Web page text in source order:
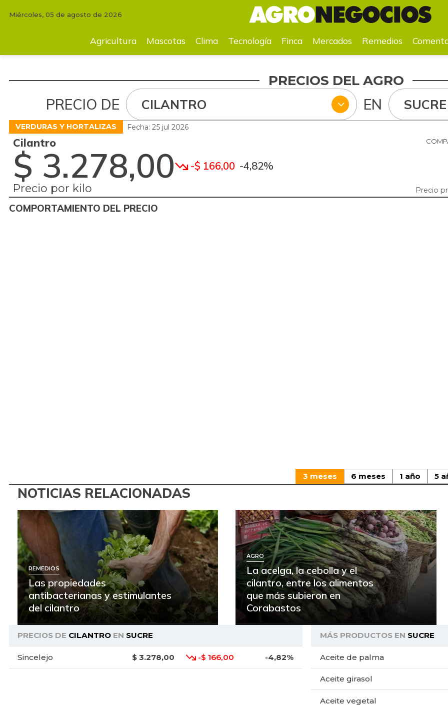
Mascotas Clima Tecnología Mercados Remedios Comentarios Agenda
Miércoles, 05 de agosto de 2026
Agricultura Mascotas Clima Tecnología Finca Mercados Remedios
PRECIOS DEL AGRO
PRECIO DE CILANTRO EN SUCRE
VERDURAS Y HORTALIZAS Fecha: 25 jul 2026
Cilantro
$ 3.278,00 -$ 166,00 -4,82%
Precio por kilo
Precio
COMPORTAMIENTO DEL PRECIO
3 meses 6 meses 1 año 5
NOTICIAS RELACIONADAS
REMEDIOS
Las propiedades
antibacterianas y estimulantes
del cilantro
AGRO
La acelga, la cebolla y el
cilantro, entre los alimentos
que más subieron en
Corabastos
PRECIOS DE CILANTROEN SUCRE
Sincelejo $ 3.278,00 -$ 166,00 -4,82%
MÁS PRODUCTOS EN SUCRE
Aceite de palma
Aceite girasol
Aceite vegetal